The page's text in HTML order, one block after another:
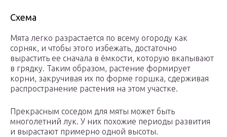
Схема
Мята легко разрастается по всему огороду как
сорняк, и чтобы этого избежать, достаточно
вырастить ее сначала в ёмкости, которую вкапывают
в грядку. Таким образом, растение формирует
корни, закручивая их по форме горшка, сдерживая
распространение растения на этом участке.
Прекрасным соседом для мяты может быть
многолетний лук. У них похожие периоды развития
и вырастают примерно одной высоты.